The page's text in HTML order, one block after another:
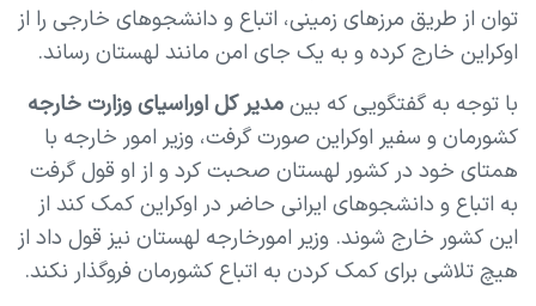
توان از طریق مرزهای زمینی، اتباع و دانشجوهای خارجی را از
اوکراین خارج کرده و به یک جای امن مانند لهستان رساند.
با توجه به گفتگویی که بینمدیر کل اوراسیای وزارت خارجه
کشورمان و سفیر اوکراین صورت گرفت، وزیر امور خارجه با
همتای خود در کشور لهستان صحبت کرد و از او قول گرفت
به اتباع و دانشجوهای ایرانی حاضر در اوکراین کمک کند از
این کشور خارج شوند. وزیر امورخارجه لهستان نیز قول داد از
هیچ تلاشی برای کمک کردن به اتباع کشورمان فروگذار نکند.